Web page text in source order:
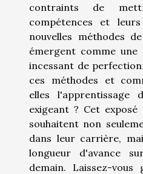
contraints de
compétences et leurs
nouvelles méthodes
émergent comme une
incessant de
ces méthodes et
elles l'apprentissage
exigeant ? Cet
souhaitent non
dans leur carrière,
longueur d'avance
demain. Laissez-